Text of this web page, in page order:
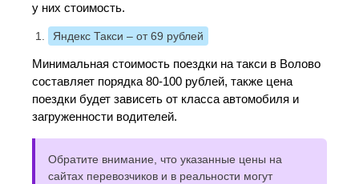
у них стоимость.
Яндекс Такси – от 69 рублей
Минимальная стоимость поездки на такси в Волово
составляет порядка 80-100 рублей, также цена
поездки будет зависеть от класса автомобиля и
загруженности водителей.
Обратите внимание, что указанные цены на
сайтах перевозчиков и в реальности могут